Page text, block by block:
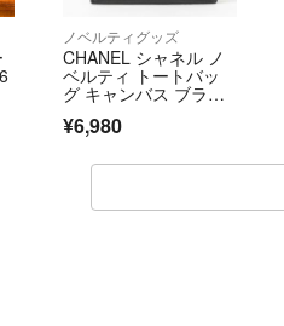
ノベルティグッズ
CHANEL シャネル ノ
ベルティ トートバッ
グ キャンバス ブラッ
¥6,980